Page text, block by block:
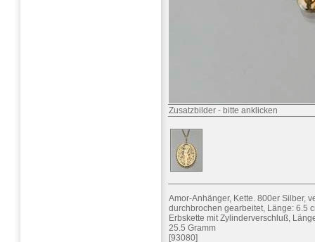
Zusatzbilder - bitte anklicken
Amor-Anhänger, Kette. 800er Silber,
durchbrochen gearbeitet, Länge: 6.5
Erbskette mit Zylinderverschluß,
25.5 Gramm
[93080]